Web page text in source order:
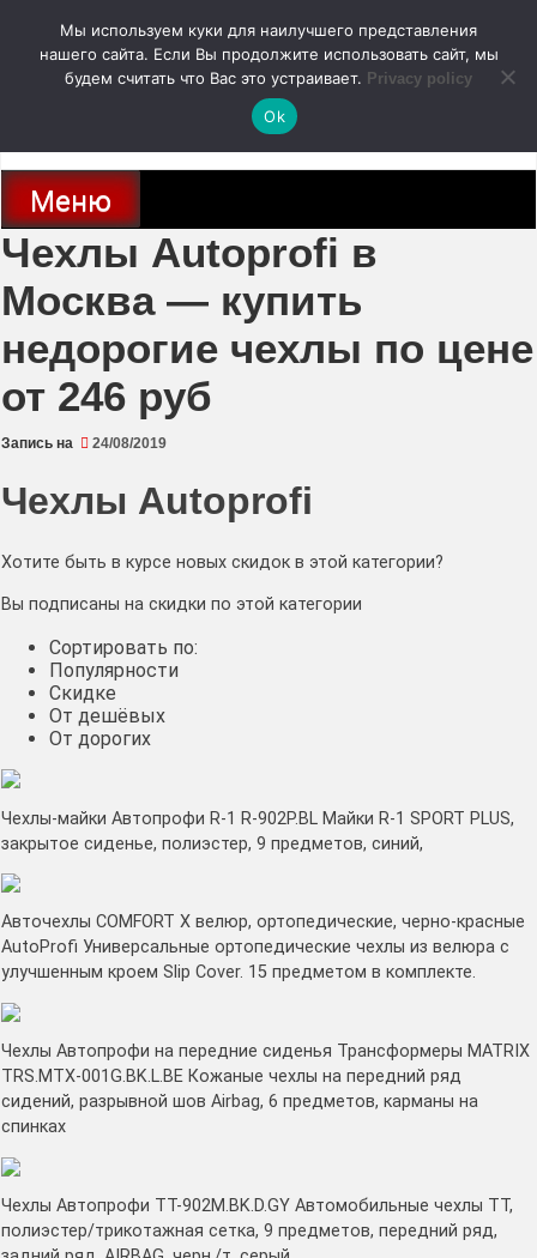
содержимому
autodoc24.ru
Новости про современные автомобили и не только, новинки зарубежного
и отечественного автопрома
Меню
Чехлы Autoprofi в
Москва — купить
недорогие чехлы по цене
от 246 руб
Запись на 24/08/2019
Чехлы Autoprofi
Хотите быть в курсе новых скидок в этой категории?
Вы подписаны на скидки по этой категории
Сортировать по:
Популярности
Скидке
От дешёвых
От дорогих
Чехлы-майки Автопрофи R-1 R-902P.BL Майки R-1 SPORT PLUS,
закрытое сиденье, полиэстер, 9 предметов, синий,
Авточехлы COMFORT X велюр, ортопедические, черно-красные
AutoProfi Универсальные ортопедические чехлы из велюра с
улучшенным кроем Slip Cover. 15 предметом в комплекте.
Чехлы Автопрофи на передние сиденья Трансформеры MATRIX
TRS.MTX-001G.BK.L.BE Кожаные чехлы на передний ряд
сидений, разрывной шов Airbag, 6 предметов, карманы на
спинках
Чехлы Автопрофи TT-902M.BK.D.GY Автомобильные чехлы TT,
полиэстер/трикотажная сетка, 9 предметов, передний ряд,
Мы используем куки для наилучшего представления
нашего сайта. Если Вы продолжите использовать сайт, мы
будем считать что Вас это устраивает. Privacy policy
Ok